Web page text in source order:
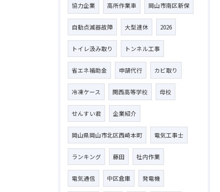
協力企業 高所作業車 岡山市南区新保
自動点滅器故障 大型連休 2026
トイレ汲み取り トンネル工事
省エネ補助金 申請代行 カビ取り
冷凍ケース 関西高等学校 母校
せんすい君 企業紹介
岡山県岡山市北区西崎本町 電気工事士
ランキング 藤田 社内作業
電気通信 中区倉庫 発電機